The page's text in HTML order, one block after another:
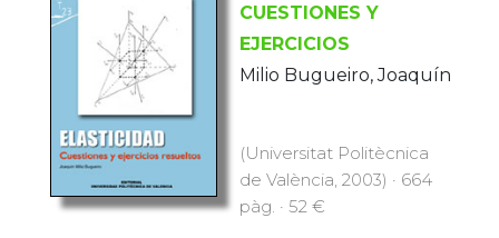
CUESTIONES Y
EJERCICIOS
Milio Bugueiro, Joaquín
(Universitat Politècnica
de València, 2003) · 664
pàg. · 52 €